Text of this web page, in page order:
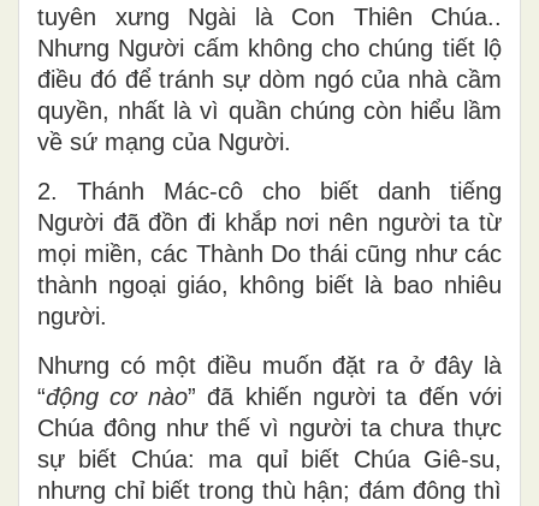
tuyên xưng Ngài là Con Thiên Chúa..
Nhưng Người cấm không cho chúng tiết lộ
điều đó để tránh sự dòm ngó của nhà cầm
quyền, nhất là vì quần chúng còn hiểu lầm
về sứ mạng của Người.
2. Thánh Mác-cô cho biết danh tiếng
Người đã đồn đi khắp nơi nên người ta từ
mọi miền, các Thành Do thái cũng như các
thành ngoại giáo, không biết là bao nhiêu
người.
Nhưng có một điều muốn đặt ra ở đây là
“động cơ nào” đã khiến người ta đến với
Chúa đông như thế vì người ta chưa thực
sự biết Chúa: ma quỉ biết Chúa Giê-su,
nhưng chỉ biết trong thù hận; đám đông thì